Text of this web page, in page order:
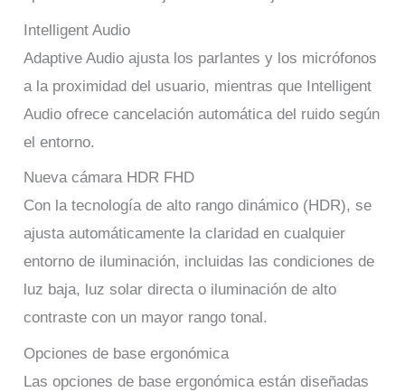
Intelligent Audio
Adaptive Audio ajusta los parlantes y los micrófonos
a la proximidad del usuario, mientras que Intelligent
Audio ofrece cancelación automática del ruido según
el entorno.
Nueva cámara HDR FHD
Con la tecnología de alto rango dinámico (HDR), se
ajusta automáticamente la claridad en cualquier
entorno de iluminación, incluidas las condiciones de
luz baja, luz solar directa o iluminación de alto
contraste con un mayor rango tonal.
Opciones de base ergonómica
Las opciones de base ergonómica están diseñadas